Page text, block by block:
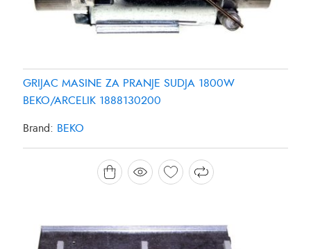
GRIJAC MASINE ZA PRANJE SUDJA 1800W
BEKO/ARCELIK 1888130200
Brand: BEKO